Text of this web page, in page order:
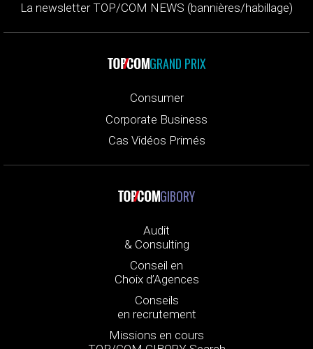
La newsletter TOP/COM NEWS (bannières/habillage)
GRAND PRIX
Consumer
Corporate Business
Cas Vidéos Primés
GIBORY
Audit
& Consulting
Conseil en
Choix d’Agences
Conseils
en recrutement
Missions en cours